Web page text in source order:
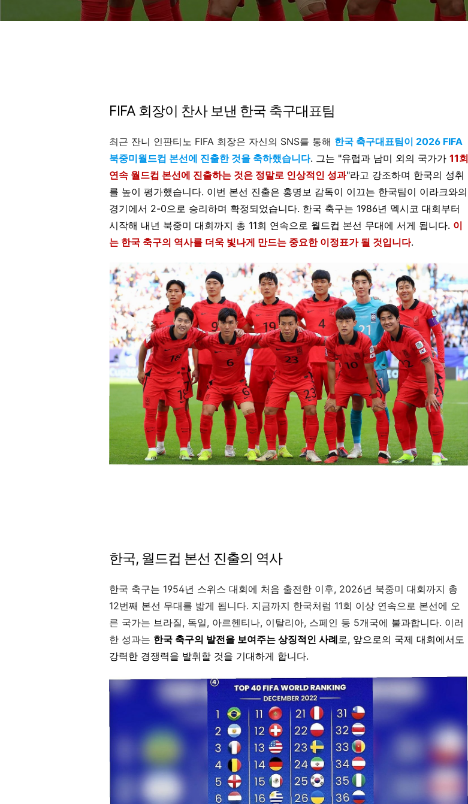
FIFA 회장이 찬사 보낸 한국 축구대표팀
최근 잔니 인판티노 FIFA 회장은 자신의 SNS를 통해 한국 축구대표팀이 2026 FIFA
북중미월드컵 본선에 진출한 것을 축하했습니다. 그는 "유럽과 남미 외의 국가가 11회
연속 월드컵 본선에 진출하는 것은 정말로 인상적인 성과"라고 강조하며 한국의 성취
를 높이 평가했습니다. 이번 본선 진출은 홍명보 감독이 이끄는 한국팀이 이라크와의
경기에서 2-0으로 승리하며 확정되었습니다. 한국 축구는 1986년 멕시코 대회부터
시작해 내년 북중미 대회까지 총 11회 연속으로 월드컵 본선 무대에 서게 됩니다. 이
는 한국 축구의 역사를 더욱 빛나게 만드는 중요한 이정표가 될 것입니다.
한국, 월드컵 본선 진출의 역사
한국 축구는 1954년 스위스 대회에 처음 출전한 이후, 2026년 북중미 대회까지 총
12번째 본선 무대를 밟게 됩니다. 지금까지 한국처럼 11회 이상 연속으로 본선에 오
른 국가는 브라질, 독일, 아르헨티나, 이탈리아, 스페인 등 5개국에 불과합니다. 이러
한 성과는 한국 축구의 발전을 보여주는 상징적인 사례로, 앞으로의 국제 대회에서도
강력한 경쟁력을 발휘할 것을 기대하게 합니다.